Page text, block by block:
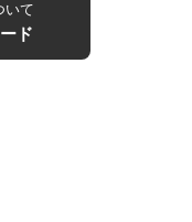
いて
ド